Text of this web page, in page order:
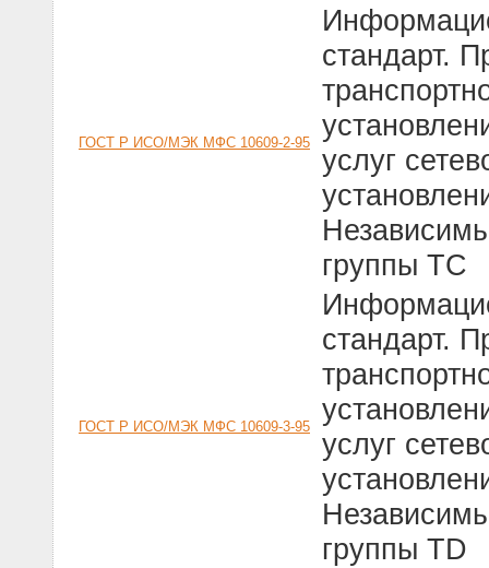
ГОСТ Р ИСО/МЭК МФС 10609-2-95
стандарт.
услуг
группы ТС
ГОСТ Р ИСО/МЭК МФС 10609-3-95
стандарт.
услуг
группы ТD